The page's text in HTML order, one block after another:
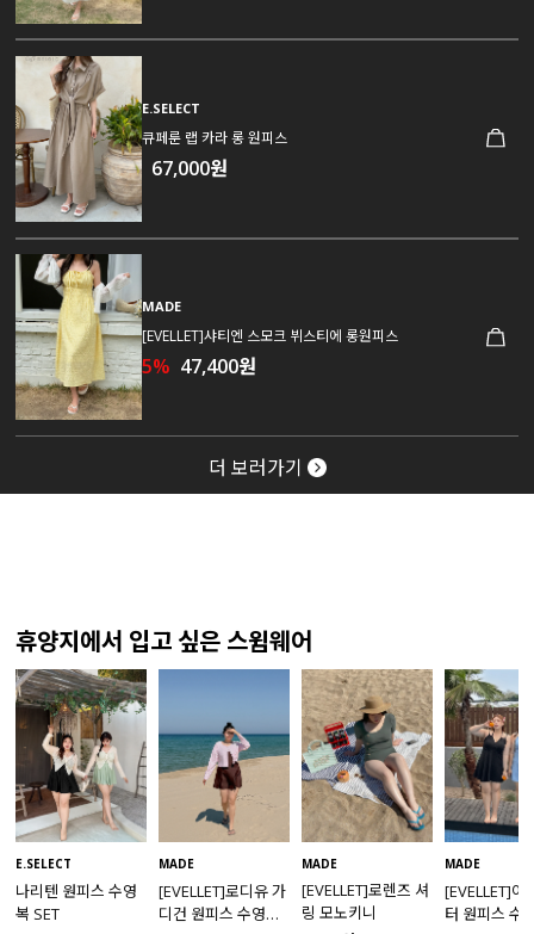
E.SELECT
큐페룬 랩 카라 롱 원피스
67,000원
MADE
[EVELLET]샤티엔 스모크 뷔스티에 롱원피스
5% 47,400원
더 보러가기
휴양지에서 입고 싶은 스윔웨어
E.SELECT
나리텐 원피스 수영
복 SET
MADE
[EVELLET]로디유 가
디건 원피스 수영복
MADE
[EVELLET]로렌즈 셔
링 모노키니
MADE
[EVELLET]아
터 원피스 수